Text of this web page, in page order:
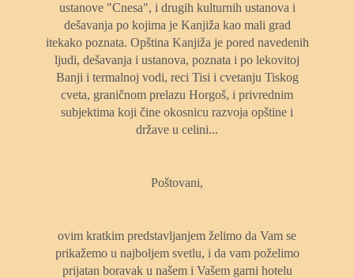
ustanove "Cnesa", i drugih kulturnih ustanova i
dešavanja po kojima je Kanjiža kao mali grad
itekako poznata. Opština Kanjiža je pored navedenih
ljudi, dešavanja i ustanova, poznata i po lekovitoj
Banji i termalnoj vodi, reci Tisi i cvetanju Tiskog
cveta, graničnom prelazu Horgoš, i privrednim
subjektima koji čine okosnicu razvoja opštine i
države u celini...
Poštovani,
ovim kratkim predstavljanjem želimo da Vam se
prikažemo u najboljem svetlu, i da vam poželimo
prijatan boravak u našem i Vašem garni hotelu